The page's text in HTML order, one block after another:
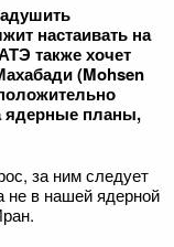
настаивать на
также хочет
(Mohsen
ядерные планы,
за ним следует
не в нашей ядерной